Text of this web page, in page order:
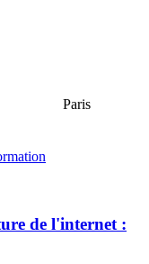
Paris
de l'internet :